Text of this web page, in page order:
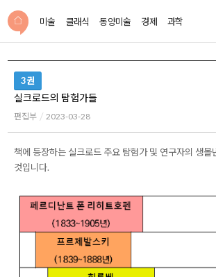
미술 클래식 동양미술 경제 과학
3권
실크로드의 탐험가들
편집부 2023-03-28
책에 등장하는 실크로드 주요 탐험가 및 연구자의 생몰
것입니다.